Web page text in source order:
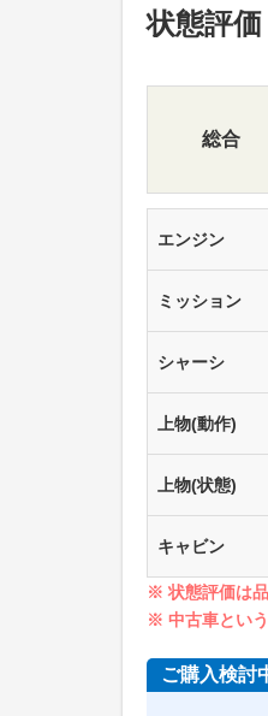
状態評価
総合
エンジン
ミッション
シャーシ
上物(動作)
上物(状態)
キャビン
※ 状態評価は
※ 中古車とい
ご購入検討